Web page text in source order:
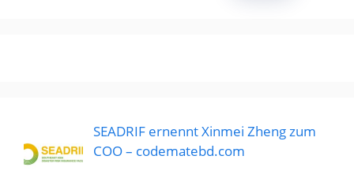
SEADRIF ernennt Xinmei Zheng zum
COO – codematebd.com